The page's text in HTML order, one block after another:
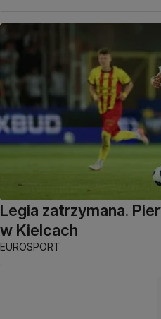
Legia zatrzymana.
w Kielcach
EUROSPORT